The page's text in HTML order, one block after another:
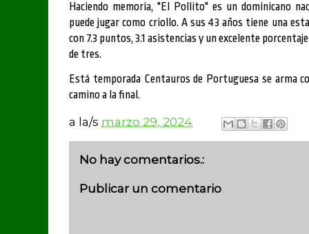
Haciendo memoria, "El Pollito" es un dominicano
puede jugar como criollo. A sus 43 años tiene una
con 7.3 puntos, 3.1 asistencias y un excelente
de tres.
Está temporada Centauros de Portuguesa se arma
camino a la final.
a la/s marzo 29, 2024
No hay comentarios.:
Publicar un comentario